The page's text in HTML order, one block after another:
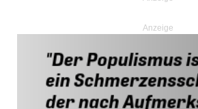
Anzeige